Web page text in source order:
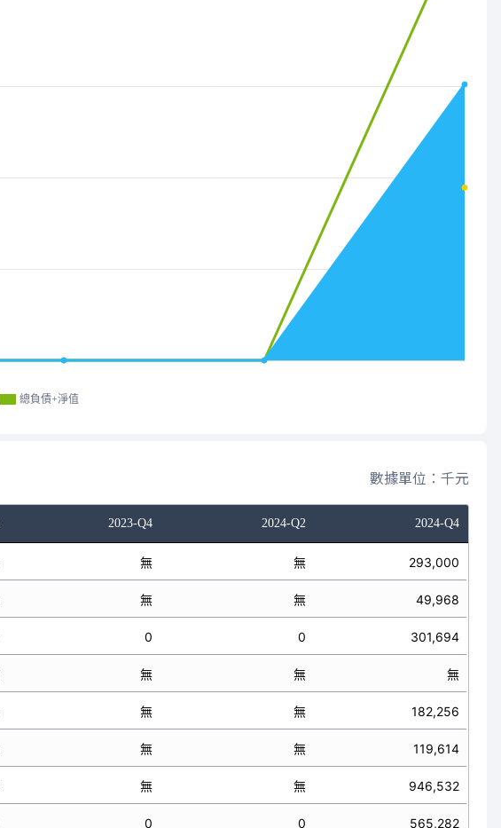
總負債+淨值
數據單位：千元
2023-Q4 2024-Q2 2024-Q4
無 無 293,000
無 無 49,968
0 0 301,694
無 無 無
無 無 182,256
無 無 119,614
無 無 946,532
0 0 565,282